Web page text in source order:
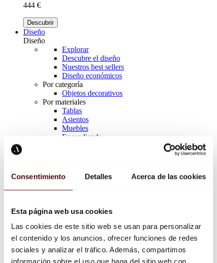
Consentimiento Detalles Acerca de las cookies
Esta página web usa cookies
Las cookies de este sitio web se usan para personalizar
el contenido y los anuncios, ofrecer funciones de redes
sociales y analizar el tráfico. Además, compartimos
información sobre el uso que haga del sitio web con
444 €
Descubrir
Diseño
Diseño
Explorar
Descubre el diseño
Nuestros best sellers
Diseño económicos
Por categoría
Objetos decorativos
Por materiales
Tablas
Asientos
Muebles
Encendiendo
Richard Orlinski
Keith Haring
Jeff Koons
Jean-Michel Basquiat
Todos los diseñadores
Obra de la semana